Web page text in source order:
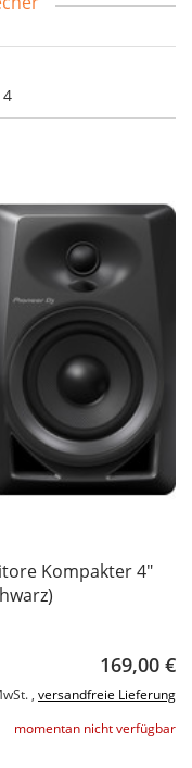
Kompakter 4"
169,00 €
, versandfreie Lieferung
momentan nicht verfügbar